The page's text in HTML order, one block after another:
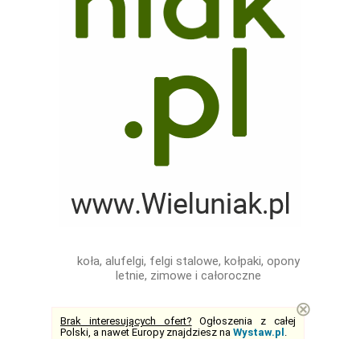
koła, alufelgi, felgi stalowe, kołpaki, opony
letnie, zimowe i całoroczne
Brak interesujących ofert? Ogłoszenia z całej
Polski, a nawet Europy znajdziesz na Wystaw.pl .
⊗